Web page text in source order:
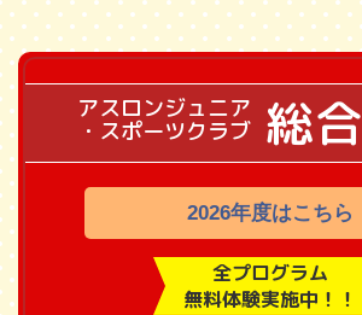
アスロンジュニア
・スポーツクラブ 総
2026年度はこちら
全プログラム
無料体験実施中！！